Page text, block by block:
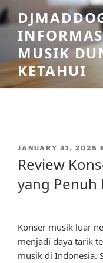
Skip
to
content
MUSIK
KETAHUI
POSTED
JANUARY 31, 2025
Review
yang Penuh
Konser musik luar
menjadi daya tarik
musik di Indonesia.